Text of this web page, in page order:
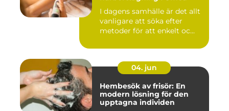
I dagens samhälle är det allt
vanligare att söka efter
metoder för att enkelt oc...
04. jun
Hembesök av frisör: En
modern lösning för den
upptagna individen